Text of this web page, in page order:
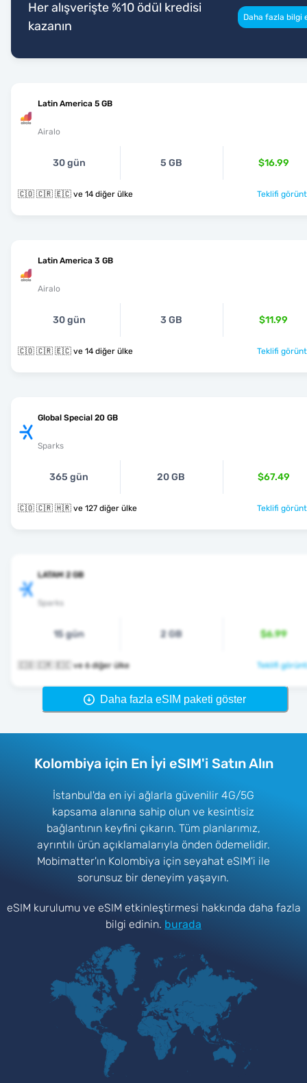
Her alışverişte %10 ödül kredisi
kazanın
Daha fazla bilgi
Latin America 5 GB
Airalo
30 gün 5 GB $16.99
🇨🇴 🇨🇷 🇪🇨 ve 14 diğer ülke Teklifi
Latin America 3 GB
Airalo
30 gün 3 GB $11.99
🇨🇴 🇨🇷 🇪🇨 ve 14 diğer ülke Teklifi
Global Special 20 GB
Sparks
365 gün 20 GB $67.49
🇨🇴 🇨🇷 🇭🇷 ve 127 diğer ülke Teklifi
LATAM 2 GB
Sparks
15 gün 2 GB $6.99
🇨🇴 🇨🇷 🇪🇨 ve 6 diğer ülke Teklifi
Daha fazla eSIM paketi göster
Kolombiya için En İyi eSIM'i Satın Alın
İstanbul'da en iyi ağlarla güvenilir 4G/5G
kapsama alanına sahip olun ve kesintisiz
bağlantının keyfini çıkarın. Tüm planlarımız,
ayrıntılı ürün açıklamalarıyla önden ödemelidir.
Mobimatter'ın Kolombiya için seyahat eSIM'i ile
sorunsuz bir deneyim yaşayın.
eSIM kurulumu ve eSIM etkinleştirmesi hakkında daha fazla
bilgi edinin. burada